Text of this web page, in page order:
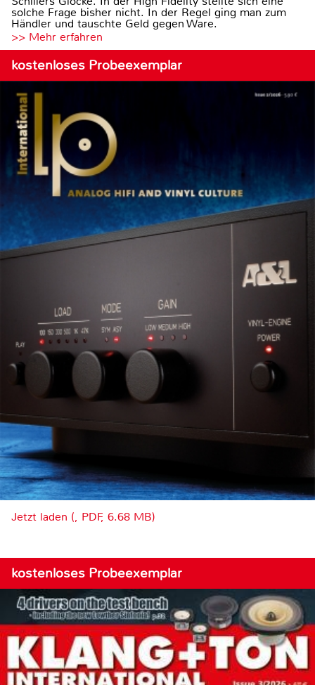
solche Frage bisher nicht. In der Regel ging man zum
Händler und tauschte Geld gegen Ware.
>> Mehr erfahren
kostenloses Probeexemplar
Jetzt laden (, PDF, 6.68 MB)
kostenloses Probeexemplar